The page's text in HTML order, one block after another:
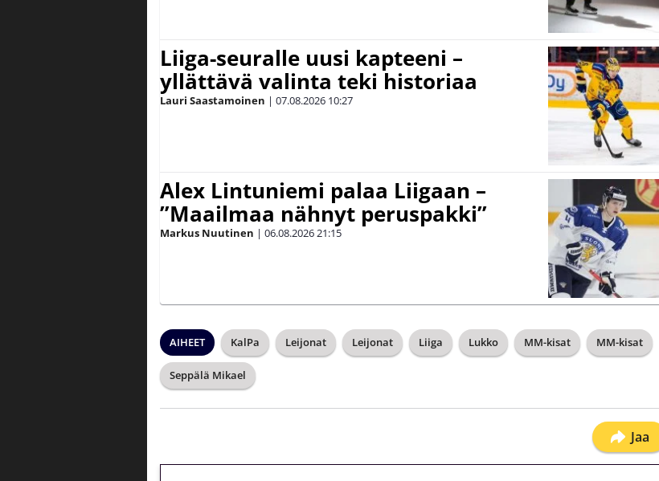
Liiga-seuralle uusi kapteeni –
yllättävä valinta teki historiaa
Lauri Saastamoinen | 07.08.2026 10:27
Alex Lintuniemi palaa Liigaan –
”Maailmaa nähnyt peruspakki”
Markus Nuutinen | 06.08.202621:15
AIHEET KalPa Leijonat Leijonat Liiga Lukko MM-kisat MM-kisat
Seppälä Mikael
Jaa